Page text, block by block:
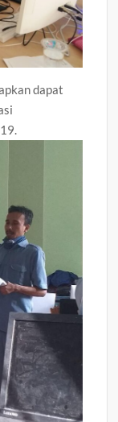
dapat